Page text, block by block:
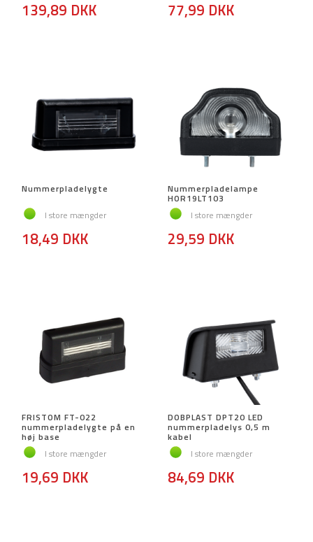
139,89 DKK 77,99 DKK
Nummerpladelygte
I store mængder
18,49 DKK
Nummerpladelampe
HOR19LT103
I store mængder
29,59 DKK
FRISTOM FT-022
nummerpladelygte på en
høj base
I store mængder
19,69 DKK
DOBPLAST DPT20 LED
nummerpladelys 0,5 m
kabel
I store mængder
84,69 DKK